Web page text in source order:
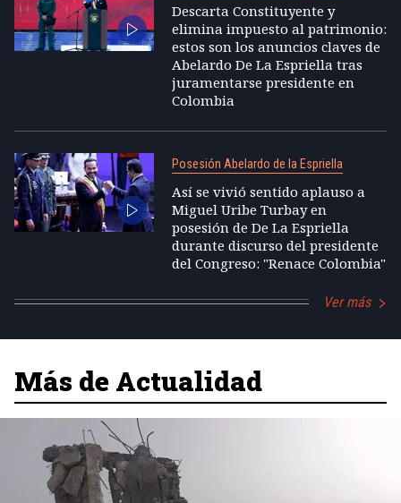
Descarta Constituyente y
elimina impuesto al patrimonio:
estos son los anuncios claves de
Abelardo De La Espriella tras
juramentarse presidente en
Colombia
Posesión Abelardo de la Espriella
Así se vivió sentido aplauso a
Miguel Uribe Turbay en
posesión de De La Espriella
durante discurso del presidente
del Congreso: "Renace Colombia"
Ver más
Más de Actualidad